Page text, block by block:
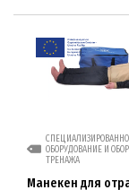
ОБОРУДОВАНИЕ И
ТРЕНАЖА
Манекен для